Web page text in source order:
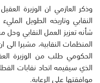
وذكر العازمي ان الوزيرة
النقابي وتاريخه الطويل
شأنه تعزيز العمل النقابي
المنظمات النقابية، مشيرا الى
الحكومي طلب من الوزيرة
الذي سيقيمه اتحاد نقابات
موافقتها على الرعاية.